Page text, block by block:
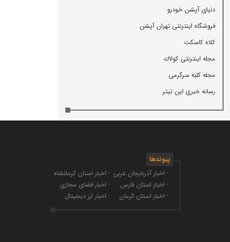
دنیای آپشن خودرو
فروشگاه اینترنتی تهران آپشن
كلاه كاسكت
مجله اینترنتی كولاك
مجله كلبه سرگرمی
رسانه خبری این تیتر
پیوندها
- اخبار آذربایجان غربی
- اخبار استان فارس
- اخبار استان کرمان
- اخبار استان کرمانشاه
- اخبار فضای مجازی
- اخبار ارز دیجیتال